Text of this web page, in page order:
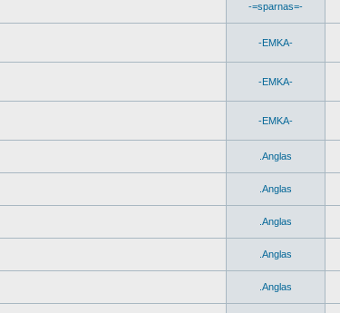
-=sparnas=-
-EMKA-
-EMKA-
-EMKA-
.Anglas
.Anglas
.Anglas
.Anglas
.Anglas